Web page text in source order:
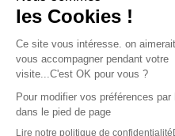
olympique-et-lyonnais.com
L'application Iphone /
Les cookies